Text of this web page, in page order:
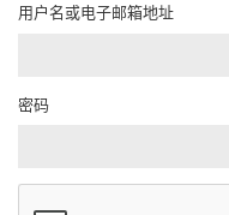
用户名或电子邮箱地址
密码